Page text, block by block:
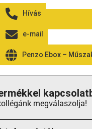
megválaszolja!
Hívás
e-mail
Penzo Ebox –